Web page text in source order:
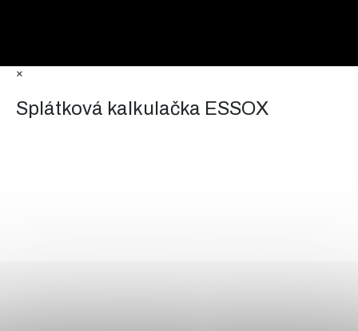
×
Splátková kalkulačka ESSOX